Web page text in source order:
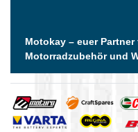
Motokay – euer
Motorradzubehör und